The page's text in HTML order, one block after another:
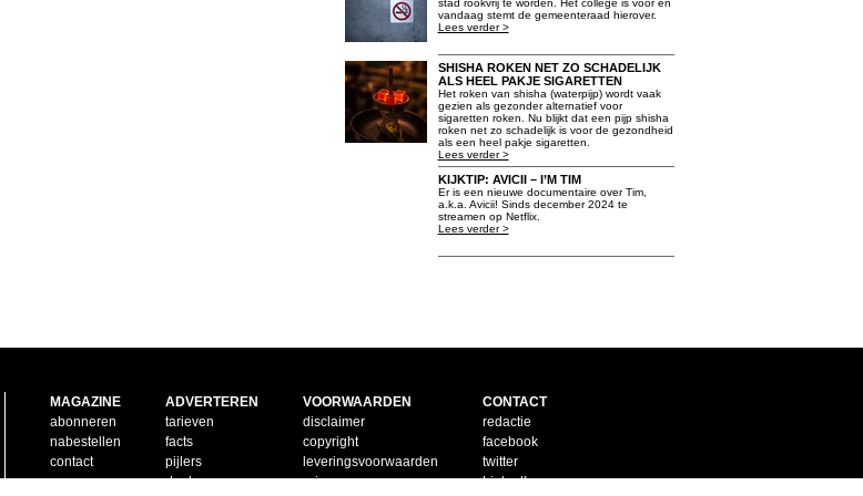
stad rookvrij te worden. Het college is voor en
vandaag stemt de gemeenteraad hierover.
Lees verder >
SHISHA ROKEN NET ZO SCHADELIJK
ALS HEEL PAKJE SIGARETTEN
Het roken van shisha (waterpijp) wordt vaak
gezien als gezonder alternatief voor
sigaretten roken. Nu blijkt dat een pijp shisha
roken net zo schadelijk is voor de gezondheid
als een heel pakje sigaretten.
Lees verder >
KIJKTIP: AVICII – I’M TIM
Er is een nieuwe documentaire over Tim,
a.k.a. Avicii! Sinds december 2024 te
streamen op Netflix.
Lees verder >
MAGAZINE
abonneren
nabestellen
contact
ADVERTEREN
tarieven
facts
pijlers
doelgroep
VOORWAARDEN
disclaimer
copyright
leveringsvoorwaarden
privacy
CONTACT
redactie
facebook
twitter
LinkedIn